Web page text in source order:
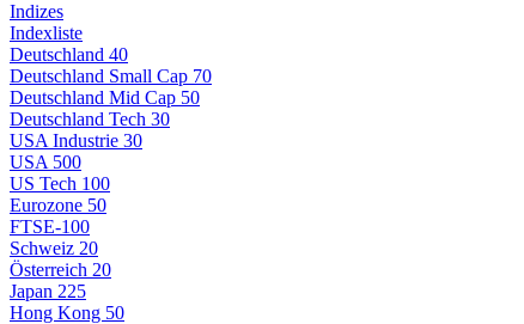
Indizes
Indexliste
Deutschland 40
Deutschland Small Cap 70
Deutschland Mid Cap 50
Deutschland Tech 30
USA Industrie 30
USA 500
US Tech 100
Eurozone 50
FTSE-100
Schweiz 20
Österreich 20
Japan 225
Hong Kong 50